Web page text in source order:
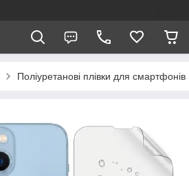
Поліуретанові плівки для смартфонів